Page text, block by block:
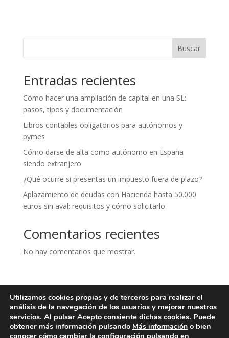
Buscar
Entradas recientes
Cómo hacer una ampliación de capital en una SL:
pasos, tipos y documentación
Libros contables obligatorios para autónomos y
pymes
Cómo darse de alta como autónomo en España
siendo extranjero
¿Qué ocurre si presentas un impuesto fuera de plazo?
Aplazamiento de deudas con Hacienda hasta 50.000
euros sin aval: requisitos y cómo solicitarlo
Comentarios recientes
No hay comentarios que mostrar.
Aviso legal
Política de privacidad
Política de cookies
Contacto
Utilizamos cookies propias y de terceros para realizar el
análisis de la navegación de los usuarios y mejorar nuestros
servicios. Al pulsar Acepto consiente dichas cookies. Puede
obtener más información pulsando Más información o bien
conocer cómo cambiar la configuración pulsando en